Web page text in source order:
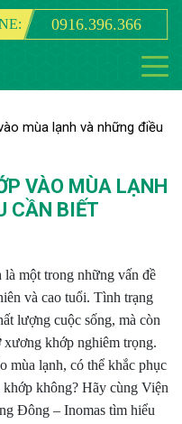
0916.396.366
mùa lạnh và những điều
VÀO MÙA LẠNH
CẦN BIẾT
một trong những vấn đề
và cao tuổi. Tình trạng
lượng cuộc sống, mà còn
xương khớp nghiêm trọng.
mùa lạnh, có thể khắc phục
không? Hãy cùng Viện
Đông – Inomas tìm hiểu